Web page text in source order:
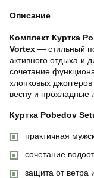
Описание
Комплект Куртка
Vortex — стильный
активного отдыха и
сочетание
хлопковых
весну и прохладные
Куртка Pobedov
практичная
сочетание
защита от ветра